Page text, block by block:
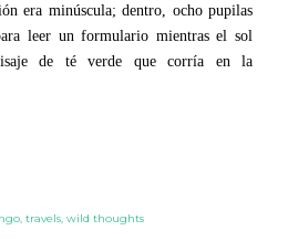
era minúscula; dentro, ocho pupilas
leer un formulario mientras el sol
de té verde que corría en la
travels wild thoughts